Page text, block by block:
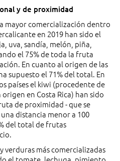
y de proximidad
mayor comercialización dentro
en 2019 han sido el
uva, sandía, melón, piña,
el 75% de toda la fruta
En cuanto al origen de las
supuesto el 71% del total. En
países el kiwi (procedente de
en Costa Rica) han sido
de proximidad - que se
distancia menor a 100
del total de frutas
verduras más comercializadas